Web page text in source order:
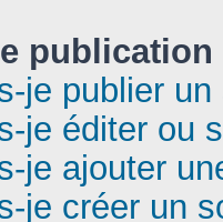
publication
je publier
je éditer ou
je ajouter
je créer un